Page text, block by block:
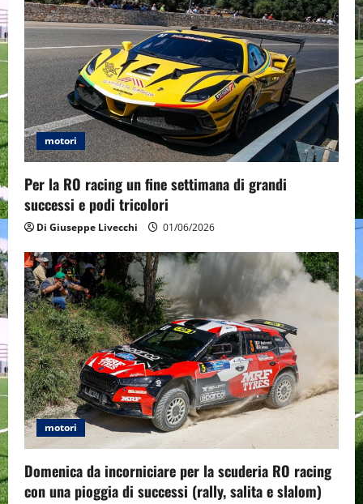
motori
Per la RO racing un fine settimana di grandi
successi e podi tricolori
Di Giuseppe Livecchi 01/06/2026
motori
Domenica da incorniciare per la scuderia RO racing
con una pioggia di successi (rally, salita e slalom)